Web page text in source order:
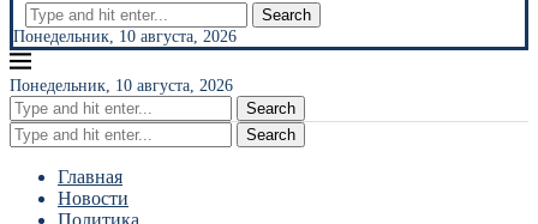
Search
Понедельник, 10 августа, 2026
Понедельник, 10 августа, 2026
Search
Search
Главная
Новости
Политика